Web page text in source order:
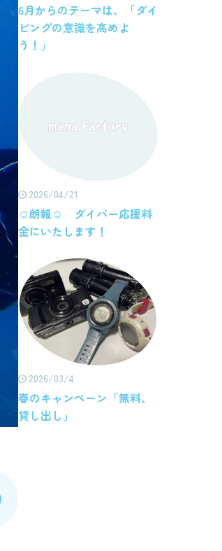
6月からのテーマは、「ダイ
ビングの意識を高めよ
う！」
2026/04/21
☺朗報☺ ダイバー応援料
金にいたします！
2026/03/4
春のキャンペーン「無料、
貸し出し」